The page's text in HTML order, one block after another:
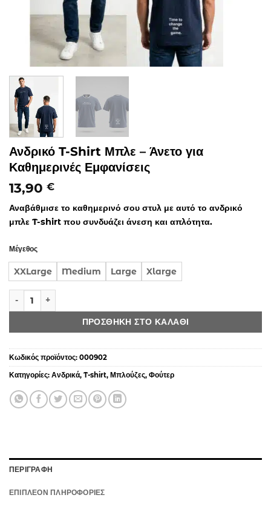
Ανδρικό T-Shirt Μπλε – Άνετο για
Καθημερινές Εμφανίσεις
13,90 €
Αναβάθμισε το καθημερινό σου στυλ με αυτό το ανδρικό
μπλε T-shirt που συνδυάζει άνεση και απλότητα.
Μέγεθος
XXLarge Medium Large Xlarge
ΠΡΟΣΘΉΚΗ ΣΤΟ ΚΑΛΆΘΙ
Κωδικός προϊόντος: 000902
Κατηγορίες: Ανδρικά, T-shirt, Μπλούζες, Φούτερ
ΠΕΡΙΓΡΑΦΉ
ΕΠΙΠΛΈΟΝ ΠΛΗΡΟΦΟΡΊΕΣ